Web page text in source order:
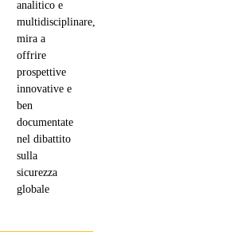
analitico e
multidisciplinare,
mira a
offrire
prospettive
innovative e
ben
documentate
nel dibattito
sulla
sicurezza
globale